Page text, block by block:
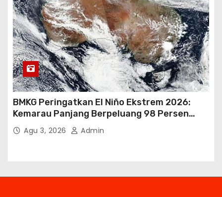
BMKG Peringatkan El Niño Ekstrem 2026:
Kemarau Panjang Berpeluang 98 Persen
hingga Awal 2027
Agu 3, 2026 Admin